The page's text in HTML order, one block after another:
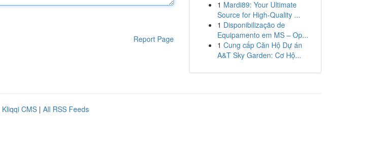
Report Page
1 Mardi89: Your Ultimate
Source for High-Quality ...
1 Disponibilização de
Equipamento em MS – Op...
1 Cung cấp Căn Hộ Dự án
A&T Sky Garden: Cơ Hộ...
Kliqqi CMS | All RSS Feeds